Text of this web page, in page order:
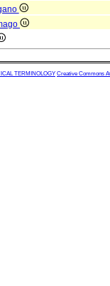
TERMINOLOGY Creative Commons